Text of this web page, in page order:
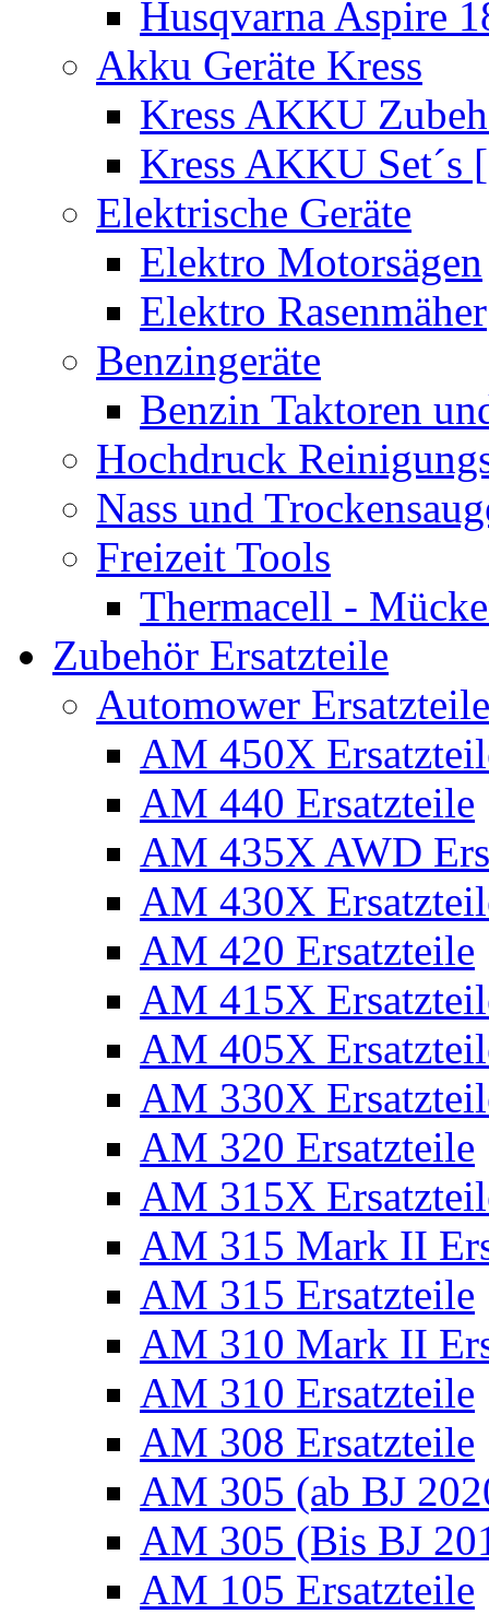
Husqvarna Aspire
Akku Geräte Kress
Kress AKKU
Kress AKKU Set´s
Elektrische Geräte
Elektro Motorsägen
Elektro Rasenmäher
Benzingeräte
Benzin Taktoren
Hochdruck
Nass und
Freizeit Tools
Thermacell -
Zubehör Ersatzteile
Automower
AM 450X
AM 440 Ersatzteile
AM 435X AWD
AM 430X
AM 420 Ersatzteile
AM 415X
AM 405X
AM 330X
AM 320 Ersatzteile
AM 315X
AM 315 Mark II
AM 315 Ersatzteile
AM 310 Mark II
AM 310 Ersatzteile
AM 308 Ersatzteile
AM 305 (ab BJ
AM 305 (Bis BJ
AM 105 Ersatzteile